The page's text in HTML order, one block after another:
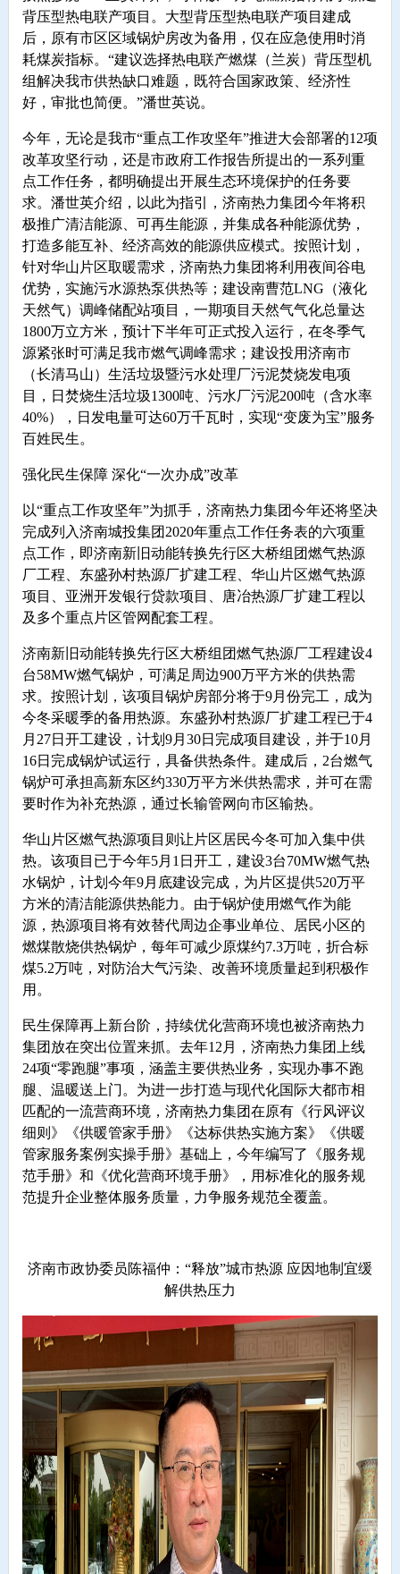
背压型热电联产项目。大型背压型热电联产项目建成
后，原有市区区域锅炉房改为备用，仅在应急使用时消
耗煤炭指标。“建议选择热电联产燃煤（兰炭）背压型机
组解决我市供热缺口难题，既符合国家政策、经济性
好，审批也简便。”潘世英说。
今年，无论是我市“重点工作攻坚年”推进大会部署的12项
改革攻坚行动，还是市政府工作报告所提出的一系列重
点工作任务，都明确提出开展生态环境保护的任务要
求。潘世英介绍，以此为指引，济南热力集团今年将积
极推广清洁能源、可再生能源，并集成各种能源优势，
打造多能互补、经济高效的能源供应模式。按照计划，
针对华山片区取暖需求，济南热力集团将利用夜间谷电
优势，实施污水源热泵供热等；建设南曹范LNG（液化
天然气）调峰储配站项目，一期项目天然气气化总量达
1800万立方米，预计下半年可正式投入运行，在冬季气
源紧张时可满足我市燃气调峰需求；建设投用济南市
（长清马山）生活垃圾暨污水处理厂污泥焚烧发电项
目，日焚烧生活垃圾1300吨、污水厂污泥200吨（含水率
40%），日发电量可达60万千瓦时，实现“变废为宝”服务
百姓民生。
强化民生保障 深化“一次办成”改革
以“重点工作攻坚年”为抓手，济南热力集团今年还将坚决
完成列入济南城投集团2020年重点工作任务表的六项重
点工作，即济南新旧动能转换先行区大桥组团燃气热源
厂工程、东盛孙村热源厂扩建工程、华山片区燃气热源
项目、亚洲开发银行贷款项目、唐冶热源厂扩建工程以
及多个重点片区管网配套工程。
济南新旧动能转换先行区大桥组团燃气热源厂工程建设4
台58MW燃气锅炉，可满足周边900万平方米的供热需
求。按照计划，该项目锅炉房部分将于9月份完工，成为
今冬采暖季的备用热源。东盛孙村热源厂扩建工程已于4
月27日开工建设，计划9月30日完成项目建设，并于10月
16日完成锅炉试运行，具备供热条件。建成后，2台燃气
锅炉可承担高新东区约330万平方米供热需求，并可在需
要时作为补充热源，通过长输管网向市区输热。
华山片区燃气热源项目则让片区居民今冬可加入集中供
热。该项目已于今年5月1日开工，建设3台70MW燃气热
水锅炉，计划今年9月底建设完成，为片区提供520万平
方米的清洁能源供热能力。由于锅炉使用燃气作为能
源，热源项目将有效替代周边企事业单位、居民小区的
燃煤散烧供热锅炉，每年可减少原煤约7.3万吨，折合标
煤5.2万吨，对防治大气污染、改善环境质量起到积极作
用。
民生保障再上新台阶，持续优化营商环境也被济南热力
集团放在突出位置来抓。去年12月，济南热力集团上线
24项“零跑腿”事项，涵盖主要供热业务，实现办事不跑
腿、温暖送上门。为进一步打造与现代化国际大都市相
匹配的一流营商环境，济南热力集团在原有《行风评议
细则》《供暖管家手册》《达标供热实施方案》《供暖
管家服务案例实操手册》基础上，今年编写了《服务规
范手册》和《优化营商环境手册》，用标准化的服务规
范提升企业整体服务质量，力争服务规范全覆盖。
济南市政协委员陈福仲：“释放”城市热源 应因地制宜缓
解供热压力